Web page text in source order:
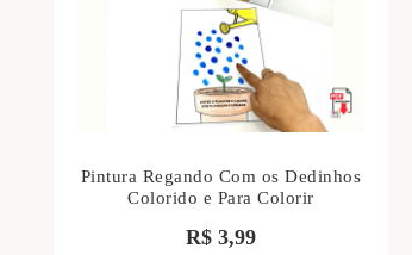
Pintura Regando Com os Dedinhos
Colorido e Para Colorir
R$ 3,99